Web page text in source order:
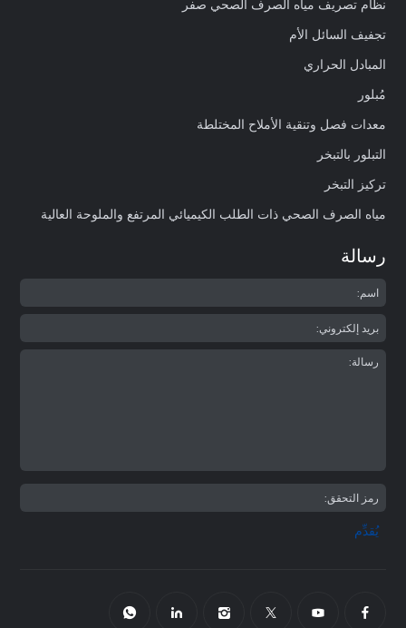
نظام تصريف مياه الصرف الصحي صفر
تجفيف السائل الأم
المبادل الحراري
مُبلور
معدات فصل وتنقية الأملاح المختلطة
التبلور بالتبخر
تركيز التبخر
مياه الصرف الصحي ذات الطلب الكيميائي المرتفع والملوحة العالية
رسالة
يُقدِّم